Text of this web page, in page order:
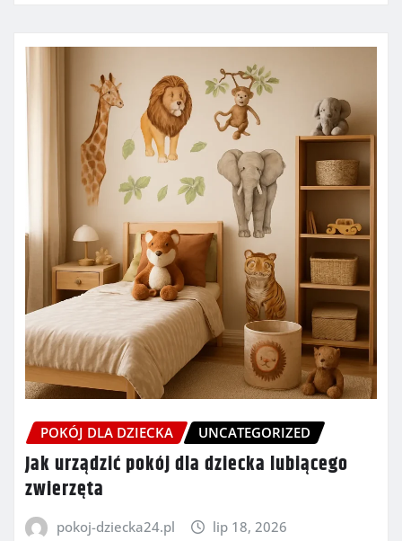
POKÓJ DLA DZIECKA UNCATEGORIZED
Jak urządzić pokój dla dziecka lubiącego
zwierzęta
pokoj-dziecka24.pl lip 18, 2026